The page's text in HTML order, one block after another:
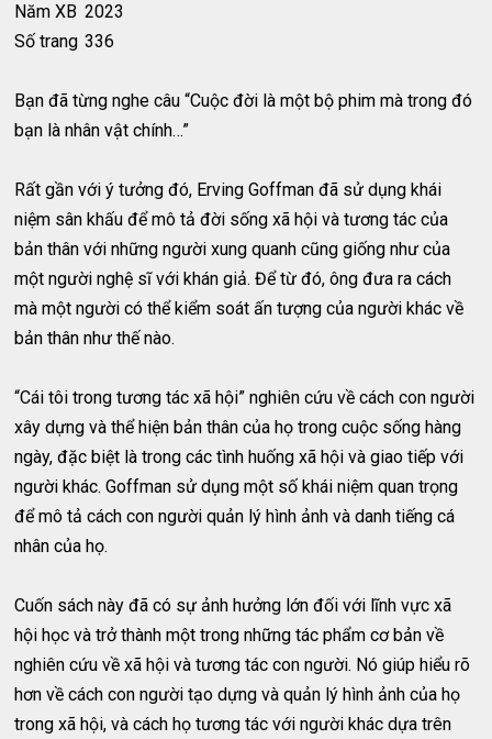
Năm XB 2023
Số trang 336
Bạn đã từng nghe câu “Cuộc đời là một bộ phim mà trong đó
bạn là nhân vật chính…”
Rất gần với ý tưởng đó, Erving Goffman đã sử dụng khái
niệm sân khấu để mô tả đời sống xã hội và tương tác của
bản thân với những người xung quanh cũng giống như của
một người nghệ sĩ với khán giả. Để từ đó, ông đưa ra cách
mà một người có thể kiểm soát ấn tượng của người khác về
bản thân như thế nào.
“Cái tôi trong tương tác xã hội” nghiên cứu về cách con người
xây dựng và thể hiện bản thân của họ trong cuộc sống hàng
ngày, đặc biệt là trong các tình huống xã hội và giao tiếp với
người khác. Goffman sử dụng một số khái niệm quan trọng
để mô tả cách con người quản lý hình ảnh và danh tiếng cá
nhân của họ.
Cuốn sách này đã có sự ảnh hưởng lớn đối với lĩnh vực xã
hội học và trở thành một trong những tác phẩm cơ bản về
nghiên cứu về xã hội và tương tác con người. Nó giúp hiểu rõ
hơn về cách con người tạo dựng và quản lý hình ảnh của họ
trong xã hội, và cách họ tương tác với người khác dựa trên